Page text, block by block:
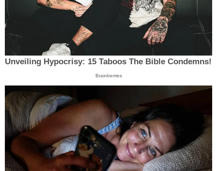
Unveiling Hypocrisy: 15 Taboos The Bible Condemns!
Brainberries